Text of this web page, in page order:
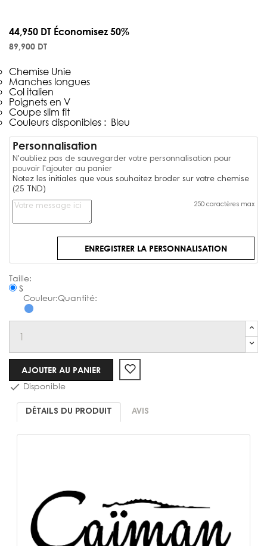
44,950 DT Économisez 50%
89,900 DT
Chemise Unie
Manches longues
Col italien
Poignets en V
Coupe slim fit
Couleurs disponibles : Bleu
Personnalisation
N'oubliez pas de sauvegarder votre personnalisation pour
pouvoir l'ajouter au panier
Notez les initiales que vous souhaitez broder sur votre chemise
(25 TND)
250 caractères max
ENREGISTRER LA PERSONNALISATION
Chemise
S
AJOUTER AU PANIER
 Disponible
DÉTAILS DU PRODUIT AVIS